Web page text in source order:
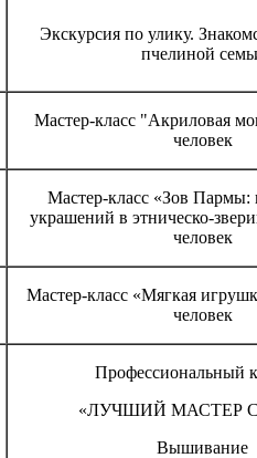
Экскурсия по улику.
пчелиной
Мастер-класс "Акриловая
человек
Мастер-класс «Зов Пармы:
украшений в этническо-
человек
Мастер-класс «Мягкая
человек
Профессиональный
«ЛУЧШИЙ МАСТЕР
Вышивание